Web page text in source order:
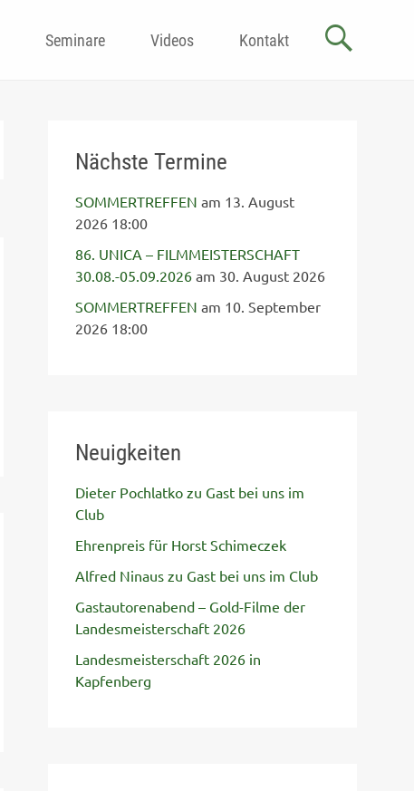
Seminare Videos Kontakt
Nächste Termine
SOMMERTREFFEN am 13. August
2026 18:00
86. UNICA – FILMMEISTERSCHAFT
30.08.-05.09.2026am 30. August 2026
SOMMERTREFFEN am 10. September
2026 18:00
Neuigkeiten
Dieter Pochlatko zu Gast bei uns im
Club
Ehrenpreis für Horst Schimeczek
Alfred Ninaus zu Gast bei uns im Club
Gastautorenabend – Gold-Filme der
Landesmeisterschaft 2026
Landesmeisterschaft 2026 in
Kapfenberg